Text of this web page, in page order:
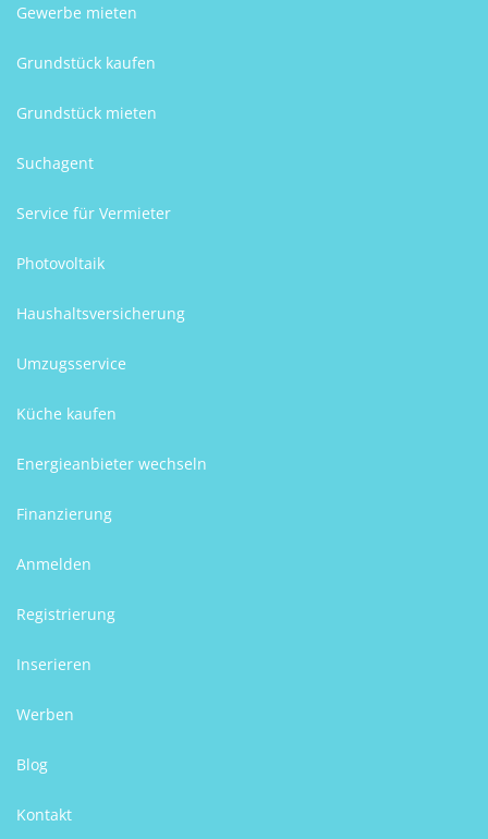
Gewerbe mieten
Grundstück kaufen
Grundstück mieten
Suchagent
Service für Vermieter
Photovoltaik
Haushaltsversicherung
Umzugsservice
Küche kaufen
Energieanbieter wechseln
Finanzierung
Anmelden
Registrierung
Inserieren
Werben
Blog
Kontakt